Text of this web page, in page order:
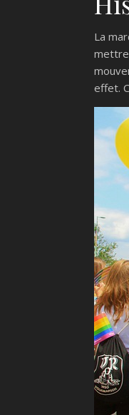
La
effet.